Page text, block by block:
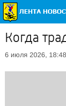
Когда
6 июля 2026, 18:48